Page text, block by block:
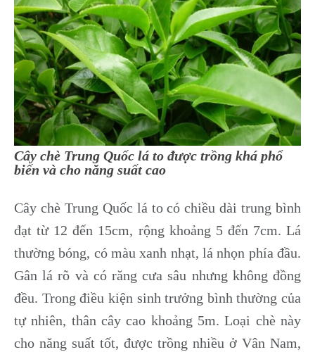
Cây chè Trung Quốc lá to được trồng khá phổ
biến và cho năng suất cao
Cây chè Trung Quốc lá to có chiều dài trung bình
đạt từ 12 đến 15cm, rộng khoảng 5 đến 7cm. Lá
thường bóng, có màu xanh nhạt, lá nhọn phía đầu.
Gân lá rõ và có răng cưa sâu nhưng không đồng
đều. Trong điều kiện sinh trưởng bình thường của
tự nhiên, thân cây cao khoảng 5m. Loại chè này
cho năng suất tốt, được trồng nhiều ở Vân Nam,